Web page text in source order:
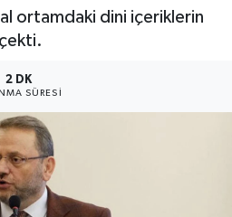
ortamdaki dini içeriklerin
2 DK
SÜRESI